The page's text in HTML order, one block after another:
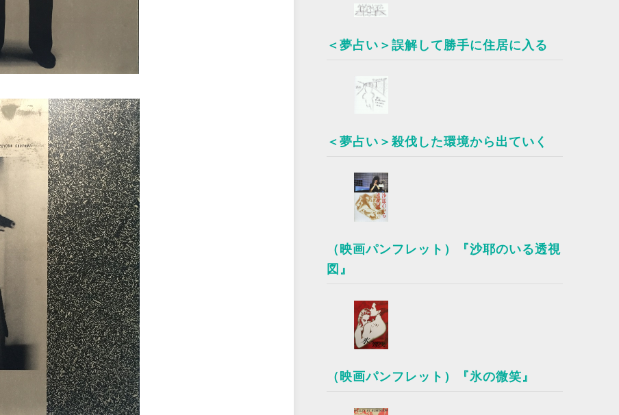
＜夢占い＞誤解して勝手に住居に入る
＜夢占い＞殺伐した環境から出ていく
（映画パンフレット）『沙耶のいる透視
図』
（映画パンフレット）『氷の微笑』